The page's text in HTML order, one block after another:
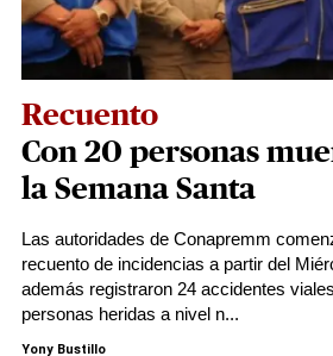
Recuento
Con 20 personas
la Semana Santa
Las autoridades de Conapremm
recuento de incidencias a partir del
además registraron 24 accidentes
personas heridas a nivel n...
Yony Bustillo